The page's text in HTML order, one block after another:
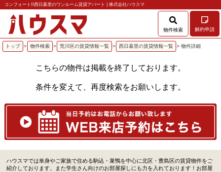
コンフォートII西日暮里のワンルーム賃貸アパート | 株式会社ハウスマ
物件検索 解約申請
トップ > 物件検索 > 荒川区の賃貸情報一覧 > 西日暮里の賃貸情報一覧 > 物件詳細
こちらの物件は掲載を終了しております。
条件を変えて、再度検索をお願いします。
ハウスマでは単身やご家族で住める駒込・巣鴨を中心に北区・豊島区の賃貸物件をご
紹介しております。また学生さん向けのお部屋探しにも力を入れております！お部屋